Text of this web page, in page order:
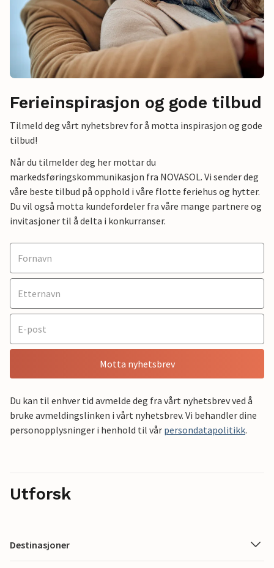
Ferieinspirasjon og gode tilbud
Tilmeld deg vårt nyhetsbrev for å motta inspirasjon og gode
tilbud!
Når du tilmelder deg her mottar du
markedsføringskommunikasjon fra NOVASOL. Vi sender deg
våre beste tilbud på opphold i våre flotte feriehus og hytter.
Du vil også motta kundefordeler fra våre mange partnere og
invitasjoner til å delta i konkurranser.
Motta nyhetsbrev
Du kan til enhver tid avmelde deg fra vårt nyhetsbrev ved å
bruke avmeldingslinken i vårt nyhetsbrev. Vi behandler dine
personopplysninger i henhold til vår persondatapolitikk.
Utforsk
Destinasjoner